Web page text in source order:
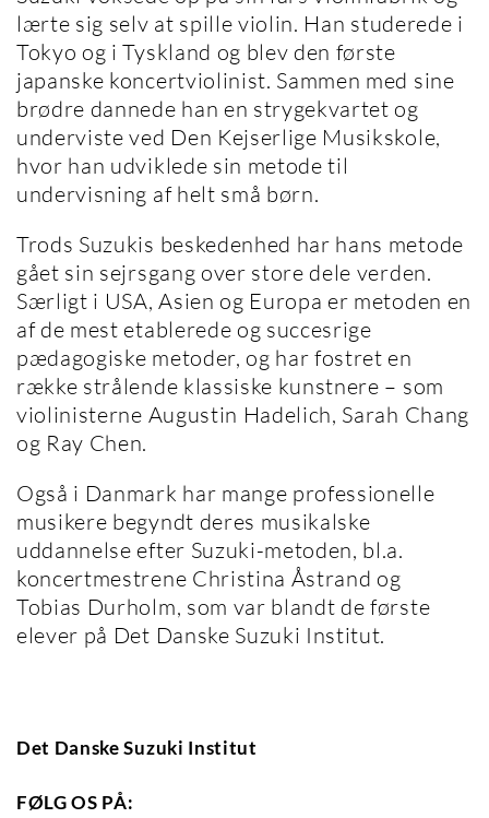
lærte sig selv at spille violin. Han studerede i
Tokyo og i Tyskland og blev den første
japanske koncertviolinist. Sammen med sine
brødre dannede han en strygekvartet og
underviste ved Den Kejserlige Musikskole,
hvor han udviklede sin metode til
undervisning af helt små børn.
Trods Suzukis beskedenhed har hans metode
gået sin sejrsgang over store dele verden.
Særligt i USA, Asien og Europa er metoden en
af de mest etablerede og succesrige
pædagogiske metoder, og har fostret en
række strålende klassiske kunstnere – som
violinisterne Augustin Hadelich, Sarah Chang
og Ray Chen.
Også i Danmark har mange professionelle
musikere begyndt deres musikalske
uddannelse efter Suzuki-metoden, bl.a.
koncertmestrene Christina Åstrand og
Tobias Durholm, som var blandt de første
elever på Det Danske Suzuki Institut.
Det Danske Suzuki Institut
FØLG OS PÅ: